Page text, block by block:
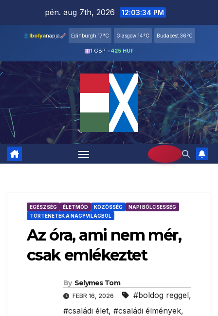
content
pén. aug 7th, 2026 12:03:35 PM
Ibolyanapja Edinburgh 17°C Glasgow 14°C Budapest 36°C
1 GBP =425 HUF
EGÉSZSÉG ÉLETMÓD KÖZÖSSÉG
NAPI BÖLCSESSÉG
TÖRTÉNETEK A NAGYVILÁGBÓL
Az óra, ami nem mér,
csak emlékeztet
By Selymes Tom
FEBR 16, 2026 #boldog reggel,
#családi élet, #családi élmények,